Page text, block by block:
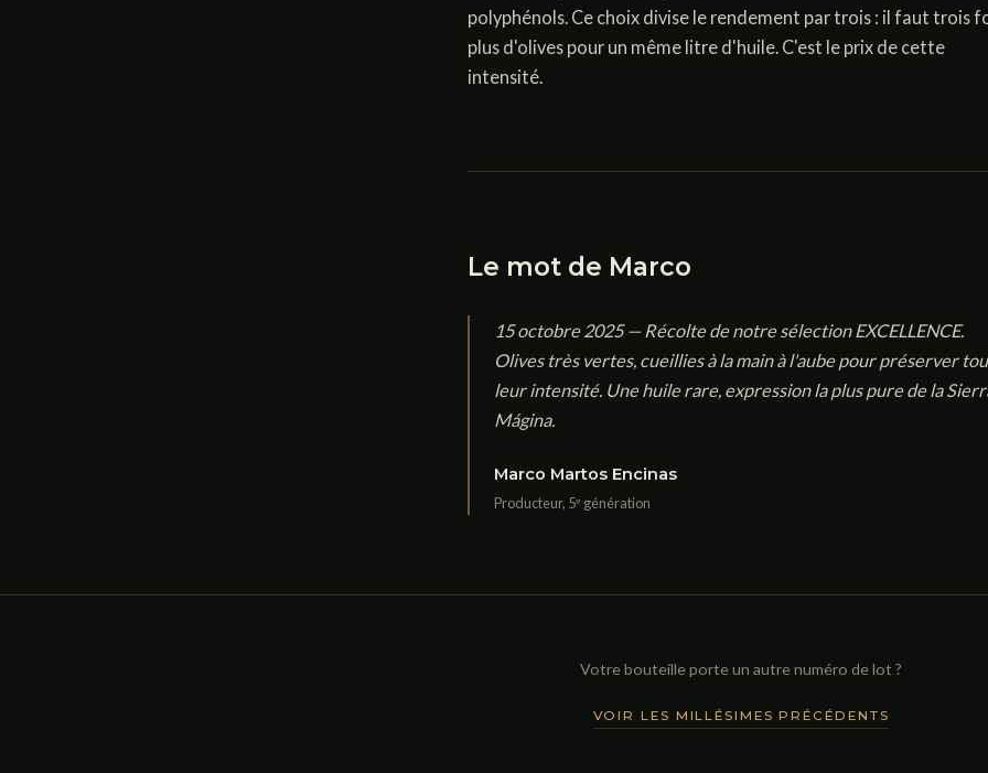
polyphénols. Ce choix divise le rendement par trois : il faut trois
plus d'olives pour un même litre d'huile. C'est le prix de cette
intensité.
Le mot de Marco
15 octobre 2025 — Récolte de notre sélection EXCELLENCE.
Olives très vertes, cueillies à la main à l'aube pour préserver
leur intensité. Une huile rare, expression la plus pure de la
Mágina.
Marco Martos Encinas
Producteur, 5ᵉ génération
Votre bouteille porte un autre numéro de lot ?
VOIR LES MILLÉSIMES PRÉCÉDENTS